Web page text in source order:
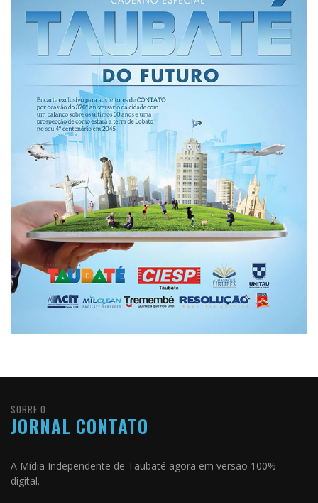
SOBRE O
JORNAL CONTATO
A Mídia Independente de Taubaté agora em versão 100%
digital.